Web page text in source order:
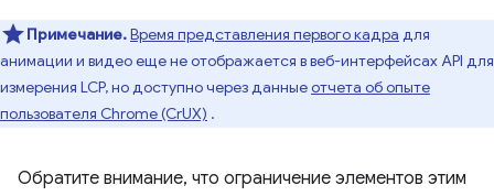
Примечание.Время представления первого кадра для
анимации и видео еще не отображается в веб-интерфейсах API для
измерения LCP, но доступно через данныеотчета об опыте
пользователя Chrome (CrUX) .
Обратите внимание, что ограничение элементов этим